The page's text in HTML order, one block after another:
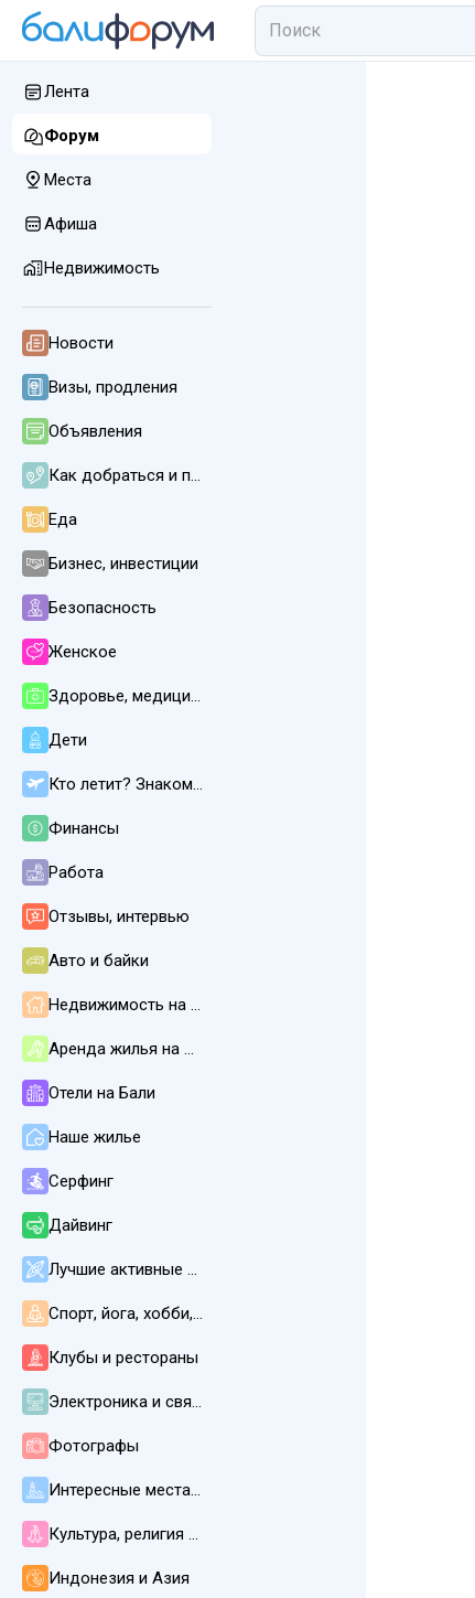
Лента
Форум
Места
Афиша
Недвижимость
Новости
Визы, продления
Объявления
Как добраться и передвигаться
Еда
Бизнес, инвестиции
Безопасность
Женское
Здоровье, медицина
Дети
Кто летит? Знакомства
Финансы
Работа
Отзывы, интервью
Авто и байки
Недвижимость на Бали
Аренда жилья на Бали
Отели на Бали
Наше жилье
Серфинг
Дайвинг
Лучшие активные развлечения
Спорт, йога, хобби, СПА, массаж
Клубы и рестораны
Электроника и связь
Фотографы
Интересные места, пляжи, погода и климат
Культура, религия и язык на Бали
Индонезия и Азия